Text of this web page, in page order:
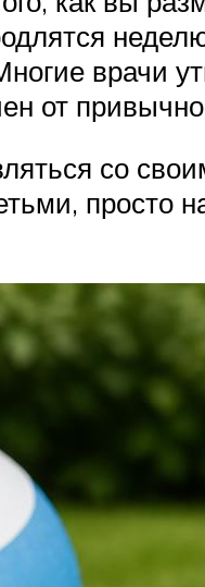
врачи
от
со
просто